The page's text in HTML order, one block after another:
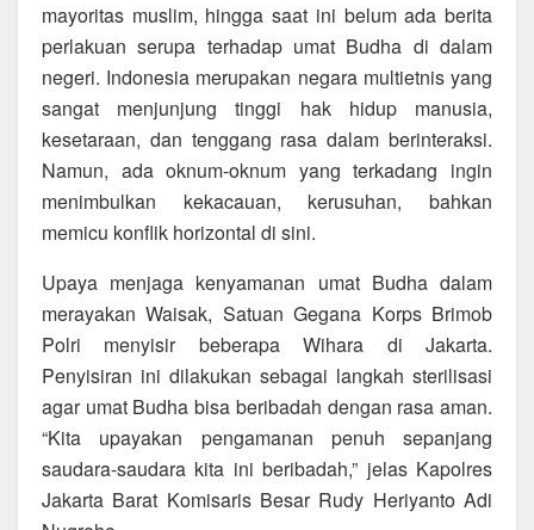
mayoritas muslim, hingga saat ini belum ada berita
perlakuan serupa terhadap umat Budha di dalam
negeri. Indonesia merupakan negara multietnis yang
sangat menjunjung tinggi hak hidup manusia,
kesetaraan, dan tenggang rasa dalam berinteraksi.
Namun, ada oknum-oknum yang terkadang ingin
menimbulkan kekacauan, kerusuhan, bahkan
memicu konflik horizontal di sini.
Upaya menjaga kenyamanan umat Budha dalam
merayakan Waisak, Satuan Gegana Korps Brimob
Polri menyisir beberapa Wihara di Jakarta.
Penyisiran ini dilakukan sebagai langkah sterilisasi
agar umat Budha bisa beribadah dengan rasa aman.
“Kita upayakan pengamanan penuh sepanjang
saudara-saudara kita ini beribadah,” jelas Kapolres
Jakarta Barat Komisaris Besar Rudy Heriyanto Adi